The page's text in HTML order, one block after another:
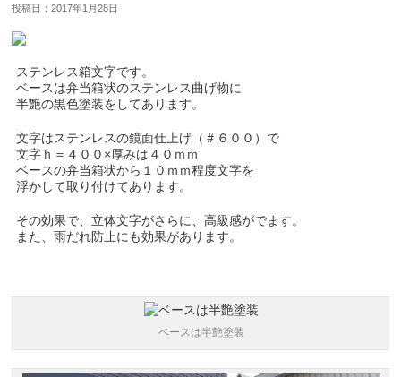
投稿日：2017年1月28日
ステンレス箱文字です。
ベースは弁当箱状のステンレス曲げ物に
半艶の黒色塗装をしてあります。
文字はステンレスの鏡面仕上げ（＃６００）で
文字ｈ＝４００×厚みは４０ｍｍ
ベースの弁当箱状から１０ｍｍ程度文字を
浮かして取り付けてあります。
その効果で、立体文字がさらに、高級感がでます。
また、雨だれ防止にも効果があります。
ベースは半艶塗装